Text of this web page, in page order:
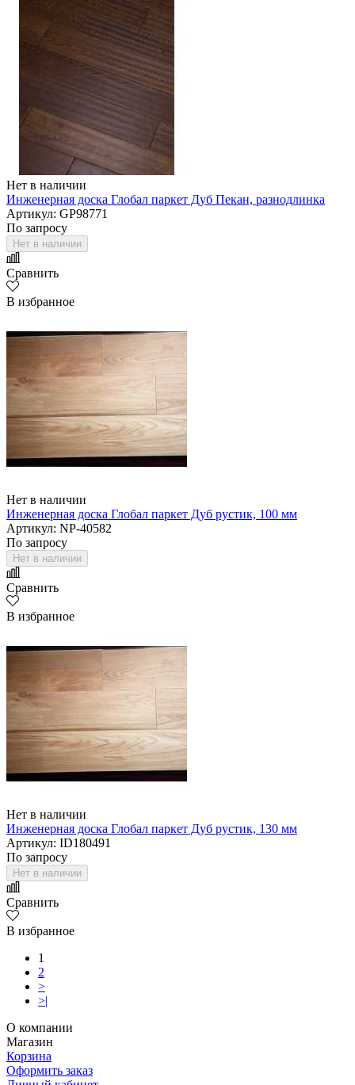
Нет в наличии
Инженерная доска Глобал паркет Дуб Пекан, разнодлинка
Артикул: GP98771
По запросу
Нет в наличии
Сравнить
В избранное
Нет в наличии
Инженерная доска Глобал паркет Дуб рустик, 100 мм
Артикул: NP-40582
По запросу
Нет в наличии
Сравнить
В избранное
Нет в наличии
Инженерная доска Глобал паркет Дуб рустик, 130 мм
Артикул: ID180491
По запросу
Нет в наличии
Сравнить
В избранное
1
2
>
>|
О компании
Магазин
Корзина
Оформить заказ